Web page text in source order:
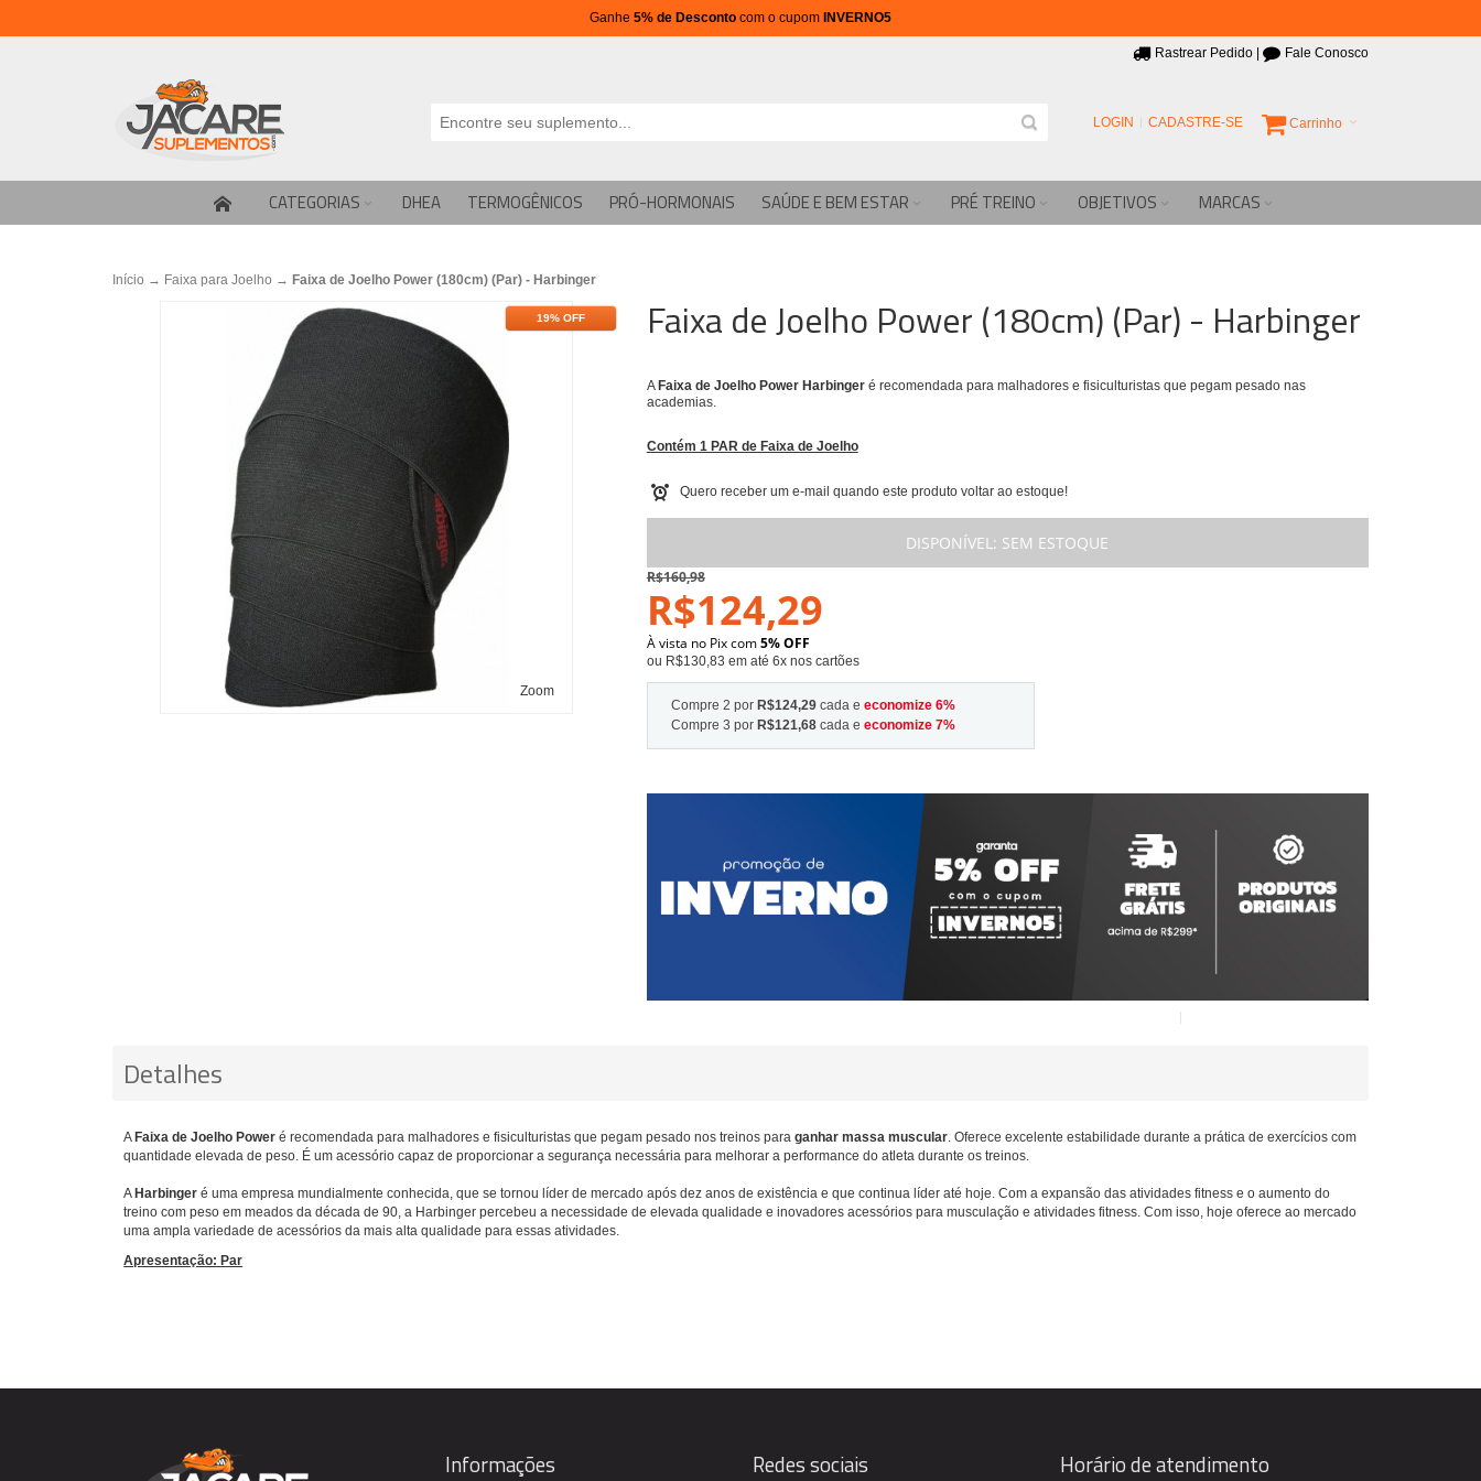
Ganhe 5% de Desconto com o cupom INVERNO5
Rastrear Pedido Fale Conosco
Carrinho
LOGIN CADASTRE-SE
CATEGORIAS DHEA TERMOGÊNICOS PRÓ-HORMONAIS SAÚDE E BEM ESTAR PRÉ TREINO OBJETIVOS MARCAS
Início → Faixa para Joelho → Faixa de Joelho Power (180cm) (Par) - Harbinger
Zoom
19% OFF Faixa de Joelho Power (180cm) (Par) - Harbinger
AFaixa de Joelho Power Harbingeré recomendada para malhadores e fisiculturistas que pegam pesado nas
academias.
Contém 1 PAR de Faixa de Joelho
Quero receber um e-mail quando este produto voltar ao estoque!
DISPONÍVEL: SEM ESTOQUE
R$160,98
R$124,29
À vista no Pix com5% OFF
ou R$130,83 em até 6x nos cartões
Compre 2 por R$124,29cada e economize 6%
Compre 3 por R$121,68cada e economize 7%
Detalhes
A Faixa de Joelho Power é recomendada para malhadores e fisiculturistas que pegam pesado nos treinos paraganhar massa muscular. Oferece excelente estabilidade durante a prática de exercícios com
quantidade elevada de peso. É um acessório capaz de proporcionar a segurança necessária para melhorar a performance do atleta durante os treinos.
A Harbinger é uma empresa mundialmente conhecida, que se tornou líder de mercado após dez anos de existência e que continua líder até hoje. Com a expansão das atividades fitness e o aumento do
treino com peso em meados da década de 90, a Harbinger percebeu a necessidade de elevada qualidade e inovadores acessórios para musculação e atividades fitness. Com isso, hoje oferece ao mercado
uma ampla variedade de acessórios da mais alta qualidade para essas atividades.
Apresentação: Par
Informações Redes sociais Horário de atendimento